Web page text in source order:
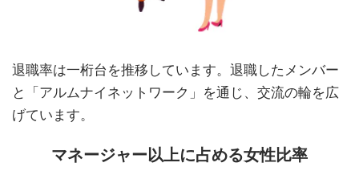
退職率は一桁台を推移しています。退職したメンバー
と「アルムナイネットワーク」を通じ、交流の輪を広
げています。
マネージャー以上に占める女性比率